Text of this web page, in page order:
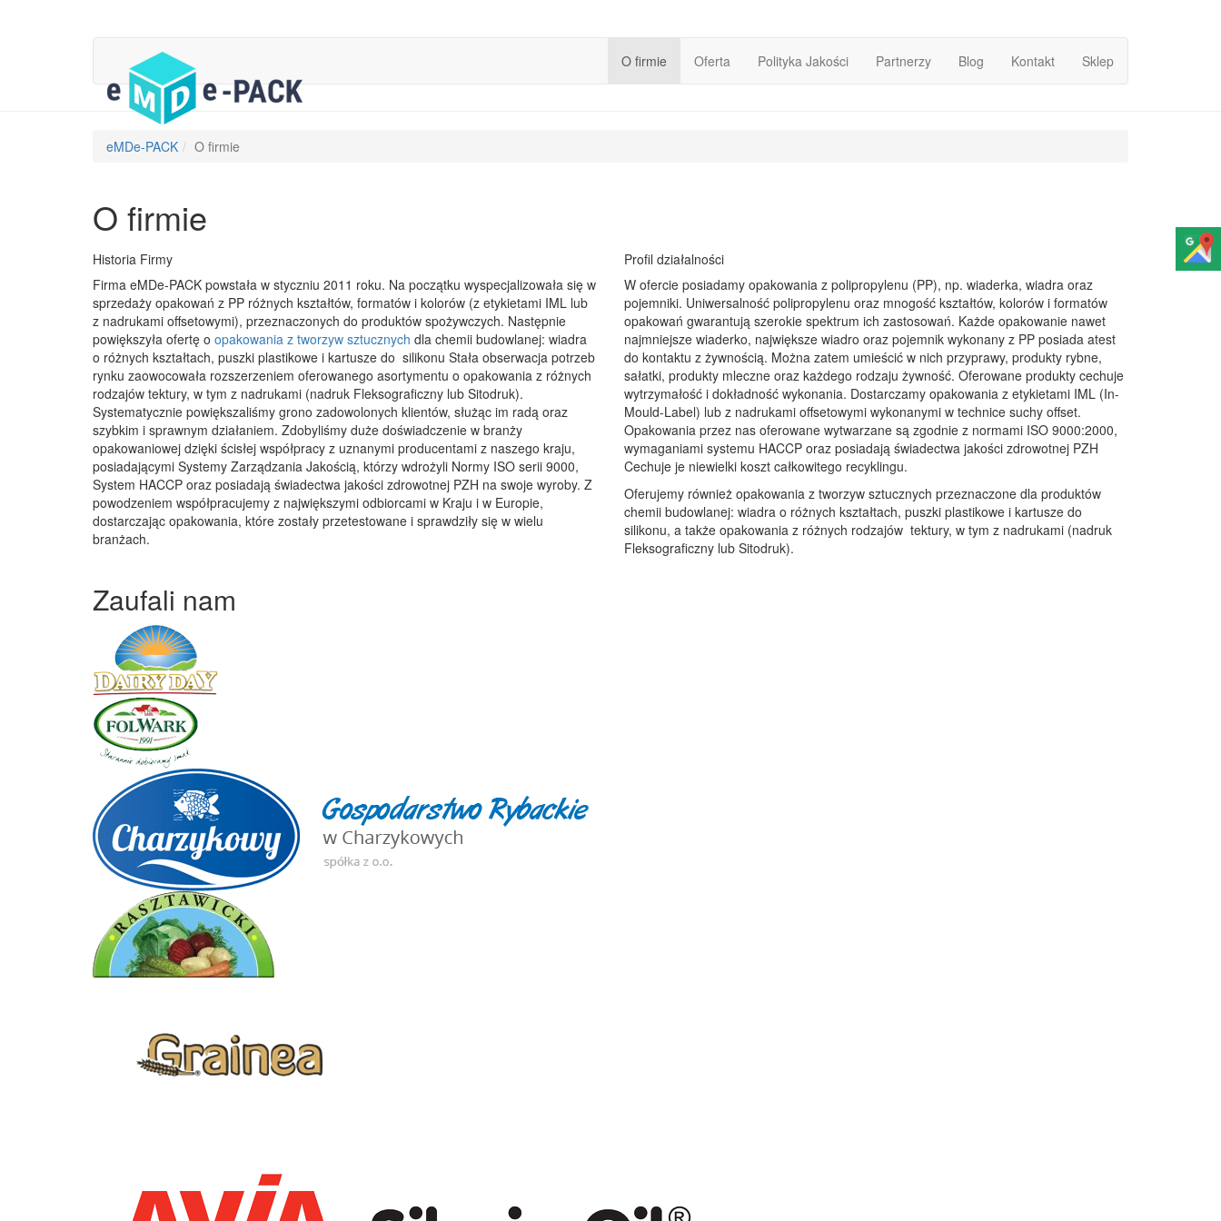
O firmie Oferta Polityka Jakości Partnerzy Blog Kontakt Sklep
eMDe-PACK O firmie
O firmie
Historia Firmy
Firma eMDe-PACK powstała w styczniu 2011 roku. Na początku wyspecjalizowała się w
sprzedaży opakowań z PP różnych kształtów, formatów i kolorów (z etykietami IML lub
z nadrukami offsetowymi), przeznaczonych do produktów spożywczych. Następnie
powiększyła ofertę o opakowania z tworzyw sztucznych dla chemii budowlanej: wiadra
o różnych kształtach, puszki plastikowe i kartusze do silikonu Stała obserwacja potrzeb
rynku zaowocowała rozszerzeniem oferowanego asortymentu o opakowania z różnych
rodzajów tektury, w tym z nadrukami (nadruk Fleksograficzny lub Sitodruk).
Systematycznie powiększaliśmy grono zadowolonych klientów, służąc im radą oraz
szybkim i sprawnym działaniem. Zdobyliśmy duże doświadczenie w branży
opakowaniowej dzięki ścisłej współpracy z uznanymi producentami z naszego kraju,
posiadającymi Systemy Zarządzania Jakością, którzy wdrożyli Normy ISO serii 9000,
System HACCP oraz posiadają świadectwa jakości zdrowotnej PZH na swoje wyroby. Z
powodzeniem współpracujemy z największymi odbiorcami w Kraju i w Europie,
dostarczając opakowania, które zostały przetestowane i sprawdziły się w wielu
branżach.
Profil działalności
W ofercie posiadamy opakowania z polipropylenu (PP), np. wiaderka, wiadra oraz
pojemniki. Uniwersalność polipropylenu oraz mnogość kształtów, kolorów i formatów
opakowań gwarantują szerokie spektrum ich zastosowań. Każde opakowanie nawet
najmniejsze wiaderko, największe wiadro oraz pojemnik wykonany z PP posiada atest
do kontaktu z żywnością. Można zatem umieścić w nich przyprawy, produkty rybne,
sałatki, produkty mleczne oraz każdego rodzaju żywność. Oferowane produkty cechuje
wytrzymałość i dokładność wykonania. Dostarczamy opakowania z etykietami IML (In-
Mould-Label) lub z nadrukami offsetowymi wykonanymi w technice suchy offset.
Opakowania przez nas oferowane wytwarzane są zgodnie z normami ISO 9000:2000,
wymaganiami systemu HACCP oraz posiadają świadectwa jakości zdrowotnej PZH
Cechuje je niewielki koszt całkowitego recyklingu.
Oferujemy również opakowania z tworzyw sztucznych przeznaczone dla produktów
chemii budowlanej: wiadra o różnych kształtach, puszki plastikowe i kartusze do
silikonu, a także opakowania z różnych rodzajów tektury, w tym z nadrukami (nadruk
Fleksograficzny lub Sitodruk).
Zaufali nam